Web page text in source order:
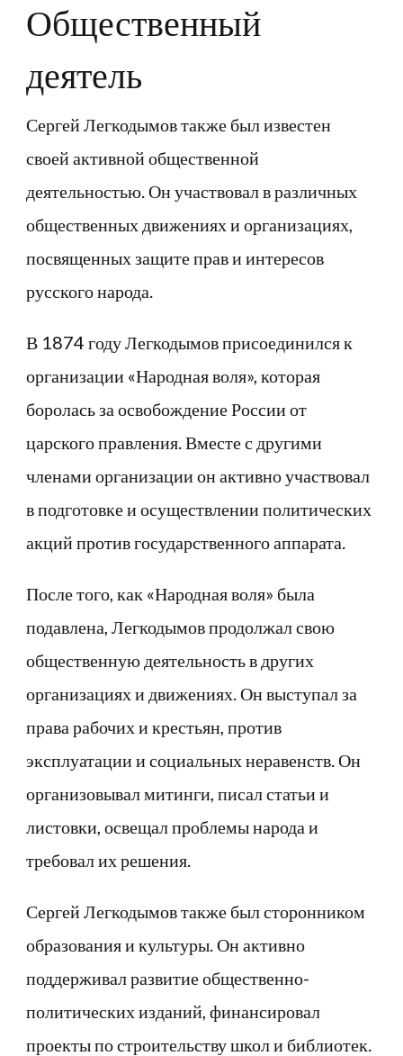
Общественный
деятель
Сергей Легкодымов также был известен
своей активной общественной
деятельностью. Он участвовал в различных
общественных движениях и организациях,
посвященных защите прав и интересов
русского народа.
В 1874 году Легкодымов присоединился к
организации «Народная воля», которая
боролась за освобождение России от
царского правления. Вместе с другими
членами организации он активно участвовал
в подготовке и осуществлении политических
акций против государственного аппарата.
После того, как «Народная воля» была
подавлена, Легкодымов продолжал свою
общественную деятельность в других
организациях и движениях. Он выступал за
права рабочих и крестьян, против
эксплуатации и социальных неравенств. Он
организовывал митинги, писал статьи и
листовки, освещал проблемы народа и
требовал их решения.
Сергей Легкодымов также был сторонником
образования и культуры. Он активно
поддерживал развитие общественно-
политических изданий, финансировал
проекты по строительству школ и библиотек.